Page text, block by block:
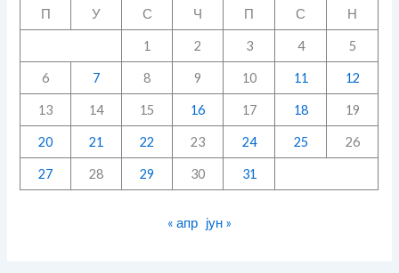
П
У С Ч П С Н
1 2 3 4 5
6 7 8 9 10 11 12
13 14 15 16 17 18 19
20 21 22 23 24 25 26
27 28 29 30 31
« апр јун »